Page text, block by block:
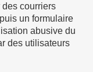
des courriers
un formulaire
abusive du
des utilisateurs